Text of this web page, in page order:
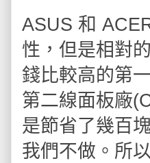
ASUS 和
性，但是相對
錢比較高的第
第二線面板廠
是節省了幾百
我們不做。所